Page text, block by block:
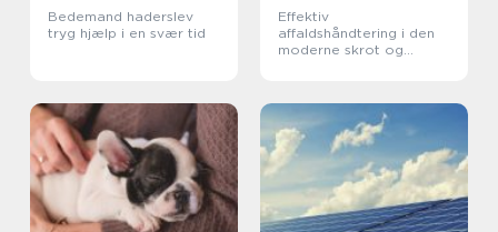
Bedemand haderslev
tryg hjælp i en svær tid
Effektiv
affaldshåndtering i den
moderne skrot og